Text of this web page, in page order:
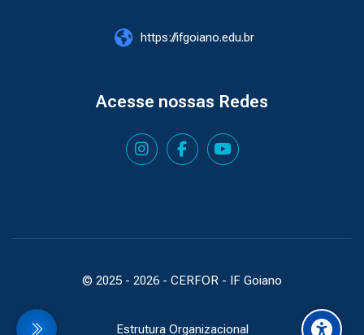
https://ifgoiano.edu.br
Acesse nossas Redes
© 2025 - 2026 - CERFOR - IF Goiano
Estrutura Organizacional